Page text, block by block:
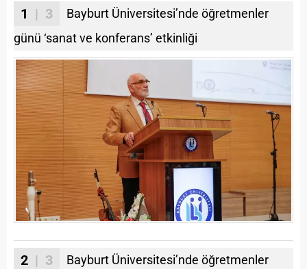
1 | 3
Bayburt Üniversitesi’nde öğretmenler
günü ‘sanat ve konferans’ etkinliği
2 | 3
Bayburt Üniversitesi’nde öğretmenler